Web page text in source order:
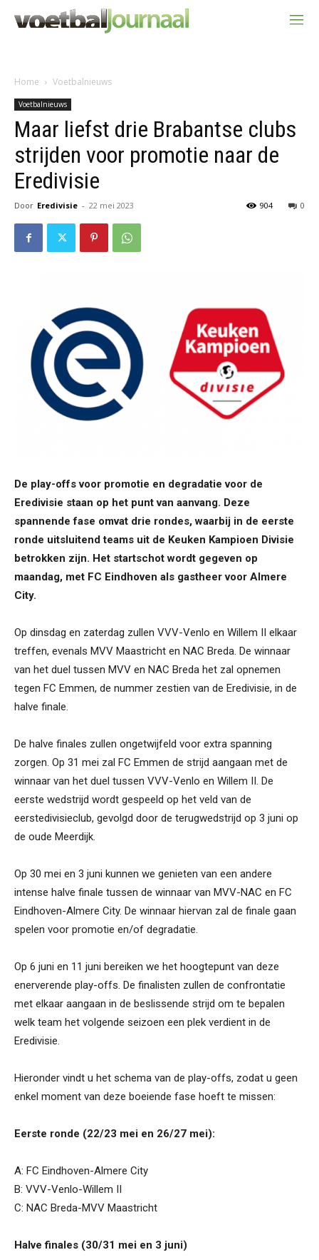
Home Voetbalnieuws
Voetbalnieuws
Maar liefst drie Brabantse clubs
strijden voor promotie naar de
Eredivisie
Door Eredivisie - 22 mei 2023 0
904
De play-offs voor promotie en degradatie voor de
Eredivisie staan op het punt van aanvang. Deze
spannende fase omvat drie rondes, waarbij in de eerste
ronde uitsluitend teams uit de Keuken Kampioen Divisie
betrokken zijn. Het startschot wordt gegeven op
maandag, met FC Eindhoven als gastheer voor Almere
City.
Op dinsdag en zaterdag zullen VVV-Venlo en Willem II elkaar
treffen, evenals MVV Maastricht en NAC Breda. De winnaar
van het duel tussen MVV en NAC Breda het zal opnemen
tegen FC Emmen, de nummer zestien van de Eredivisie, in de
halve finale.
De halve finales zullen ongetwijfeld voor extra spanning
zorgen. Op 31 mei zal FC Emmen de strijd aangaan met de
winnaar van het duel tussen VVV-Venlo en Willem II. De
eerste wedstrijd wordt gespeeld op het veld van de
eerstedivisieclub, gevolgd door de terugwedstrijd op 3 juni op
de oude Meerdijk.
Op 30 mei en 3 juni kunnen we genieten van een andere
intense halve finale tussen de winnaar van MVV-NAC en FC
Eindhoven-Almere City. De winnaar hiervan zal de finale gaan
spelen voor promotie en/of degradatie.
Op 6 juni en 11 juni bereiken we het hoogtepunt van deze
enerverende play-offs. De finalisten zullen de confrontatie
met elkaar aangaan in de beslissende strijd om te bepalen
welk team het volgende seizoen een plek verdient in de
Eredivisie.
Hieronder vindt u het schema van de play-offs, zodat u geen
enkel moment van deze boeiende fase hoeft te missen:
Eerste ronde (22/23 mei en 26/27 mei):
A: FC Eindhoven-Almere City
B: VVV-Venlo-Willem II
C: NAC Breda-MVV Maastricht
Halve finales (30/31 mei en 3 juni)